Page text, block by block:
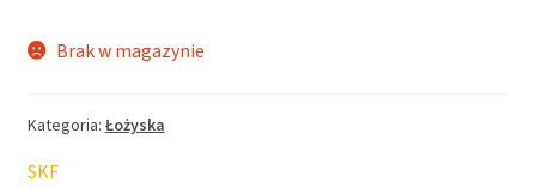
Brak w magazynie
Kategoria: Łożyska
SKF